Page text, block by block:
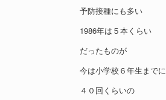
予防接種にも多い
1986年は５本くらい
だったものが
今は小学校６年生までに
４０回くらいの